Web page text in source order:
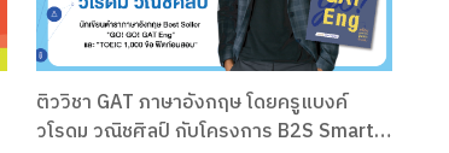
ติววิชา GAT ภาษาอังกฤษ โดยครูแบงค์
วโรดม วณิชศิลป์ กับโครงการ B2S Smart